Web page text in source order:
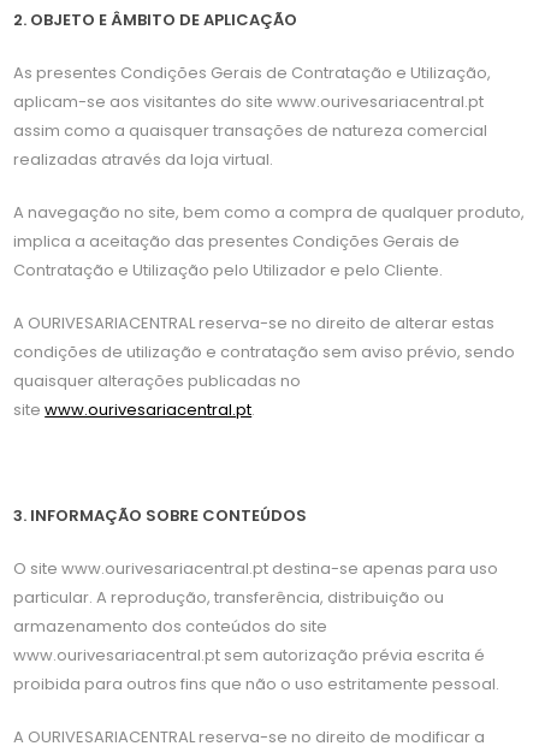
2. OBJETO E ÂMBITO DE APLICAÇÃO
As presentes Condições Gerais de Contratação e Utilização,
aplicam-se aos visitantes do site www.ourivesariacentral.pt
assim como a quaisquer transações de natureza comercial
realizadas através da loja virtual.
A navegação no site, bem como a compra de qualquer produto,
implica a aceitação das presentes Condições Gerais de
Contratação e Utilização pelo Utilizador e pelo Cliente.
A OURIVESARIACENTRAL reserva-se no direito de alterar estas
condições de utilização e contratação sem aviso prévio, sendo
quaisquer alterações publicadas no
sitewww.ourivesariacentral.pt.
3. INFORMAÇÃO SOBRE CONTEÚDOS
O site www.ourivesariacentral.pt destina-se apenas para uso
particular. A reprodução, transferência, distribuição ou
armazenamento dos conteúdos do site
www.ourivesariacentral.pt sem autorização prévia escrita é
proibida para outros fins que não o uso estritamente pessoal.
A OURIVESARIACENTRAL reserva-se no direito de modificar a